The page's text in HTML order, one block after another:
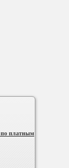
по платным